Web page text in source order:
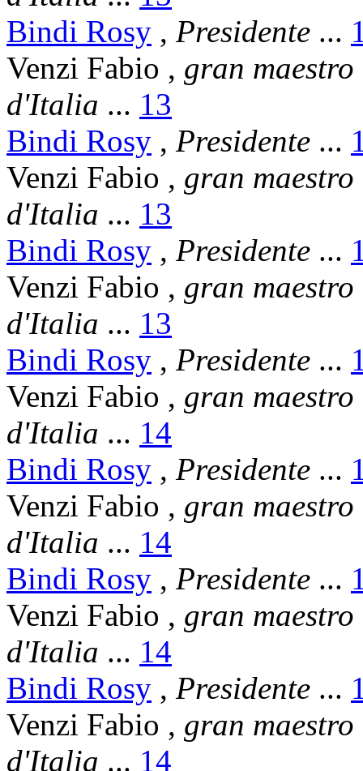
Bindi Rosy , Presidente ...
Venzi Fabio , gran
d'Italia ... 13
Bindi Rosy , Presidente ...
Venzi Fabio , gran
d'Italia ... 13
Bindi Rosy , Presidente ...
Venzi Fabio , gran
d'Italia ... 13
Bindi Rosy , Presidente ...
Venzi Fabio , gran
d'Italia ... 14
Bindi Rosy , Presidente ...
Venzi Fabio , gran
d'Italia ... 14
Bindi Rosy , Presidente ...
Venzi Fabio , gran
d'Italia ... 14
Bindi Rosy , Presidente ...
Venzi Fabio , gran
d'Italia ... 14